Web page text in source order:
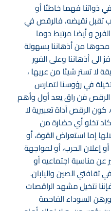
ذواتنا فهما خاطئا أو
تقبل نقيضه، فالرقص في
و أيضا مرتبط دوما
محوها من أذهاننا بسهولة
الى أذهاننا وعلى الفور
لا تستر شيئا من عريها ،
في رؤوسنا لتمارس
الرقص فن راق يعد أول وأهم
الرقص أداة تعبيرية لا
تخلو أي حضارة من
إما استعراض القوة، أو
إعلان الحرب، أو لمواجهة
عن مناسبة اجتماعيه أو
الصين واليابان.
نتخيل مشهد الراقصات
السوداء الفاحمة